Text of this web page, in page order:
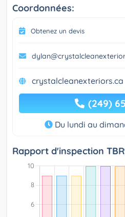
Coordonnées:
Obtenez un devis
crystalcleanexteriors.ca
(249)
Du lundi au
Rapport d'inspection